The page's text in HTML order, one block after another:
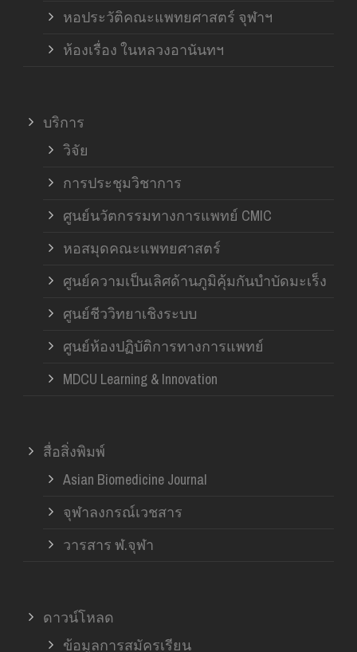
หอประวัติคณะแพทยศาสตร์ จุฬาฯ
ห้องเรื่อง ในหลวงอานันทฯ
บริการ
วิจัย
การประชุมวิชาการ
ศูนย์นวัตกรรมทางการแพทย์ CMIC
หอสมุดคณะแพทยศาสตร์
ศูนย์ความเป็นเลิศด้านภูมิคุ้มกันบำบัดมะเร็ง
ศูนย์ชีววิทยาเชิงระบบ
ศูนย์ห้องปฏิบัติการทางการแพทย์
MDCU Learning & Innovation
สื่อสิ่งพิมพ์
Asian Biomedicine Journal
จุฬาลงกรณ์เวชสาร
วารสาร ฬ.จุฬา
ดาวน์โหลด
ข้อมูลการสมัครเรียน